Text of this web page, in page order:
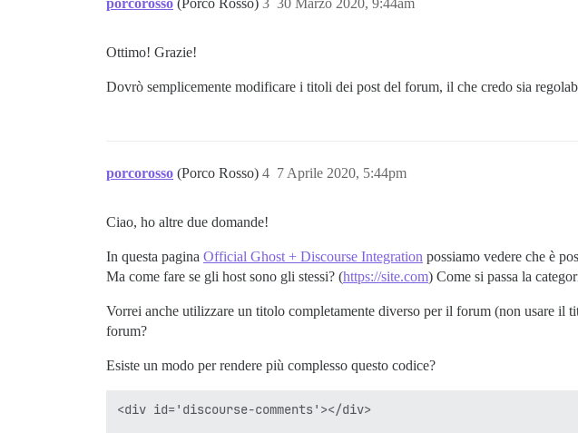
porcorosso (Porco Rosso) 30 Marzo 2020, 9:44am
3
Ottimo! Grazie!
Dovrò semplicemente modificare i titoli dei post del forum, il che credo sia
porcorosso (Porco Rosso) 7 Aprile 2020, 5:44pm
4
Ciao, ho altre due domande!
In questa pagina Official Ghost + Discourse Integration possiamo vedere che è
Ma come fare se gli host sono gli stessi? (https://site.com) Come si passa la
Vorrei anche utilizzare un titolo completamente diverso per il forum (non usare
forum?
Esiste un modo per rendere più complesso questo codice?
<div id='discourse-comments'></div>